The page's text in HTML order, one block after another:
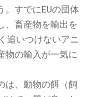
。すでにEUの団体
、畜産物を輸出を
追いつけないアニ
物の輸入が一気に
は、動物の餌（飼